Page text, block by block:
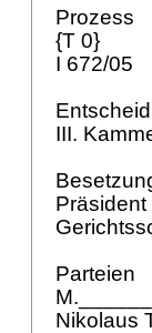
Prozess
{T 0}
I 672/05
III.
Parteien
Nikolaus